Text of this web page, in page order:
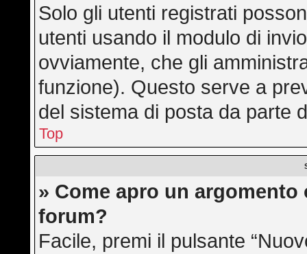
Solo gli utenti registrati
utenti usando il modulo di
ovviamente, che gli
funzione). Questo serve a
del sistema di posta da parte
Top
» Come apro un
forum?
Facile, premi il pulsante